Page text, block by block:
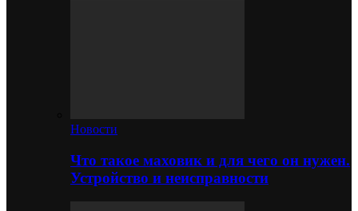
Новости
Что такое маховик и для чего он нужен.
Устройство и неисправности